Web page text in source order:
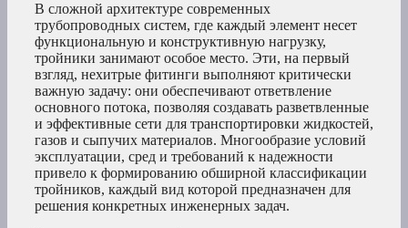
В сложной архитектуре современных
трубопроводных систем, где каждый элемент несет
функциональную и конструктивную нагрузку,
тройники занимают особое место. Эти, на первый
взгляд, нехитрые фитинги выполняют критически
важную задачу: они обеспечивают ответвление
основного потока, позволяя создавать разветвленные
и эффективные сети для транспортировки жидкостей,
газов и сыпучих материалов. Многообразие условий
эксплуатации, сред и требований к надежности
привело к формированию обширной классификации
тройников, каждый вид которой предназначен для
решения конкретных инженерных задач.